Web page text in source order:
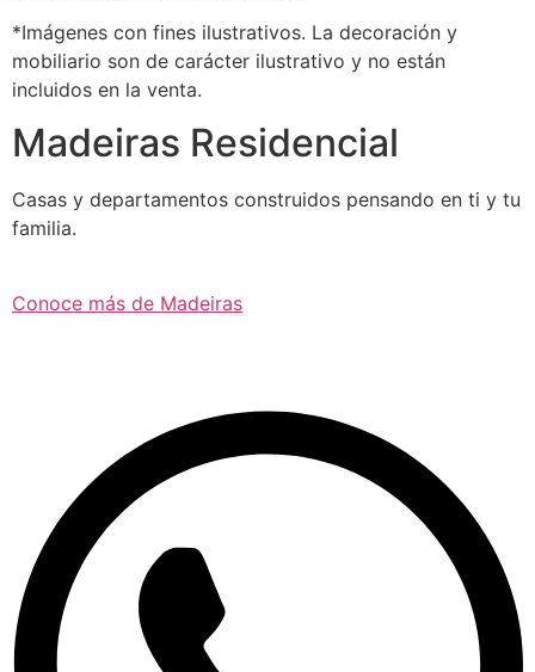
*Imágenes con fines ilustrativos. La decoración y
mobiliario son de carácter ilustrativo y no están
incluidos en la venta.
Madeiras Residencial
Casas y departamentos construidos pensando en ti y tu
familia.
Conoce más de Madeiras